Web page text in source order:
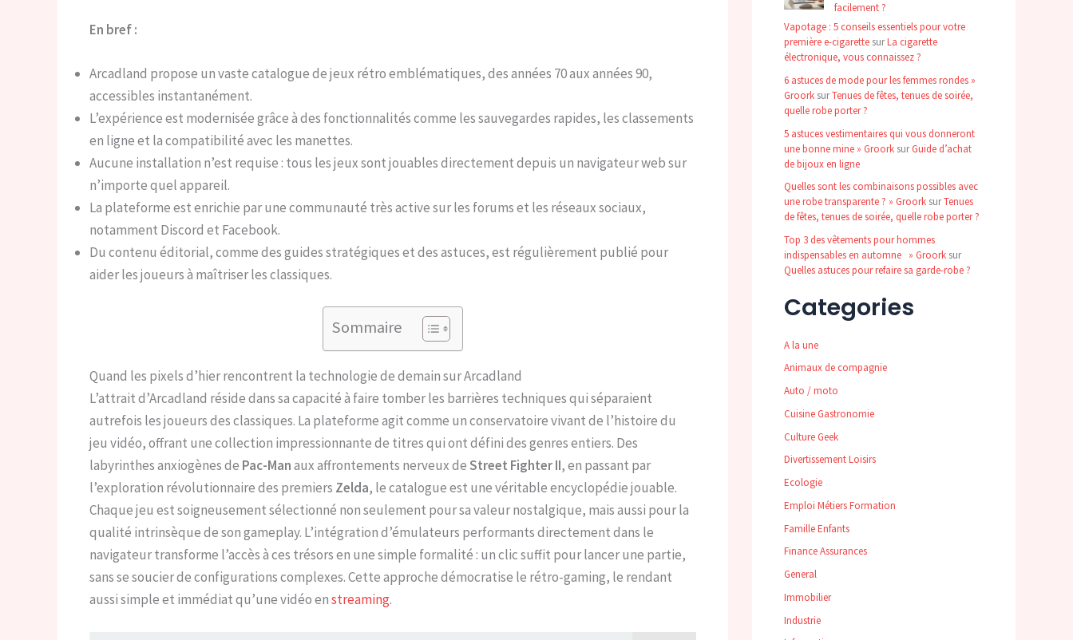
En bref :
Arcadland propose un vaste catalogue de jeux rétro emblématiques, des années 70 aux années 90,
accessibles instantanément.
L’expérience est modernisée grâce à des fonctionnalités comme les sauvegardes rapides, les classements
en ligne et la compatibilité avec les manettes.
Aucune installation n’est requise : tous les jeux sont jouables directement depuis un navigateur web sur
n’importe quel appareil.
La plateforme est enrichie par une communauté très active sur les forums et les réseaux sociaux,
notamment Discord et Facebook.
Du contenu éditorial, comme des guides stratégiques et des astuces, est régulièrement publié pour
aider les joueurs à maîtriser les classiques.
Sommaire
Quand les pixels d’hier rencontrent la technologie de demain sur Arcadland
L’attrait d’Arcadland réside dans sa capacité à faire tomber les barrières techniques qui séparaient
autrefois les joueurs des classiques. La plateforme agit comme un conservatoire vivant de l’histoire du
jeu vidéo, offrant une collection impressionnante de titres qui ont défini des genres entiers. Des
labyrinthes anxiogènes de Pac-Manaux affrontements nerveux deStreet Fighter II, en passant par
l’exploration révolutionnaire des premiers Zelda, le catalogue est une véritable encyclopédie jouable.
Chaque jeu est soigneusement sélectionné non seulement pour sa valeur nostalgique, mais aussi pour la
qualité intrinsèque de son gameplay. L’intégration d’émulateurs performants directement dans le
navigateur transforme l’accès à ces trésors en une simple formalité : un clic suffit pour lancer une partie,
sans se soucier de configurations complexes. Cette approche démocratise le rétro-gaming, le rendant
aussi simple et immédiat qu’une vidéo enstreaming.
facilement ?
Vapotage : 5 conseils essentiels pour votre
première e-cigarette surLa cigarette
électronique, vous connaissez ?
6 astuces de mode pour les femmes rondes »
Groork surTenues de fêtes, tenues de soirée,
quelle robe porter ?
5 astuces vestimentaires qui vous donneront
une bonne mine » Groork surGuide d’achat
de bijoux en ligne
Quelles sont les combinaisons possibles avec
une robe transparente ? » Groork surTenues
de fêtes, tenues de soirée, quelle robe porter ?
Top 3 des vêtements pour hommes
indispensables en automne » Groork sur
Quelles astuces pour refaire sa garde-robe ?
Categories
A la une
Animaux de compagnie
Auto / moto
Cuisine Gastronomie
Culture Geek
Divertissement Loisirs
Ecologie
Emploi Métiers Formation
Famille Enfants
Finance Assurances
General
Immobilier
Industrie